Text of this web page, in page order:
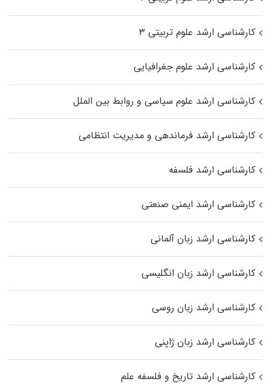
کارشناسی ارشد علوم تربیتی ۳
کارشناسی ارشد علوم جغرافیایی
کارشناسی ارشد علوم سیاسی و روابط بین الملل
کارشناسی ارشد فرماندهی و مدیریت انتظامی
کارشناسی ارشد فلسفه
کارشناسی ارشد ایمنی صنعتی
کارشناسی ارشد زبان آلمانی
کارشناسی ارشد زبان انگلیسی
کارشناسی ارشد زبان روسی
کارشناسی ارشد زبان ژاپنی
کارشناسی ارشد تاریخ و فلسفه علم